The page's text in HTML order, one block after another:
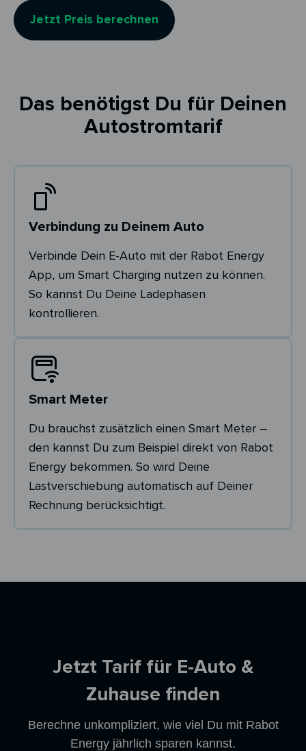
Jetzt Preis berechnen
Das benötigst Du für Deinen
Autostromtarif
Verbindung zu Deinem Auto
Verbinde Dein E-Auto mit der Rabot Energy
App, um Smart Charging nutzen zu können.
So kannst Du Deine Ladephasen
kontrollieren.
Smart Meter
Du brauchst zusätzlich einen Smart Meter –
den kannst Du zum Beispiel direkt von Rabot
Energy bekommen. So wird Deine
Lastverschiebung automatisch auf Deiner
Rechnung berücksichtigt.
Jetzt Tarif für E-Auto &
Zuhause finden
Berechne unkompliziert, wie viel Du mit Rabot
Energy jährlich sparen kannst.